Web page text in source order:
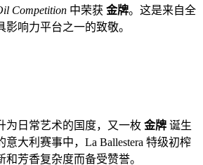
Competition 中荣获 金牌。这是来自全
响力平台之一的致敬。
为日常艺术的国度，又一枚 金牌 诞生
大利赛事中，La Ballestera 特级初榨
芳香复杂度而备受赞誉。